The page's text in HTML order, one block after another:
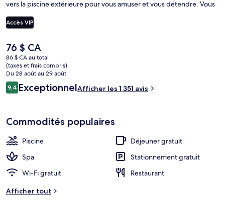
vers la piscine extérieure pour vous amuser et vous détendre. Vous
massages aux pierres chaudes, des enveloppements et de la
réflexologie. Cá Gỗ sert une cuisine vietnamienne et est ouvert pour
figurent 2 bars-salons, un club pour enfants gratuit et un bar
attenant à la piscine. Les autres voyageurs apprécient vraiment la
piscine et le personnel serviable.
Accès VIP
Le
prix
actuel
est
de 76 $ CA
76 $ CA
86 $ CA au total
(taxes et frais compris)
Du 28 août au 29 août
Avis
9,49,4 sur 10 –
ExceptionnelAfficher les 1 351 avis
Commodités populaires
Piscine
Déjeuner gratuit
Spa
Stationnement gratuit
Wi-Fi gratuit
Restaurant
Afficher tout